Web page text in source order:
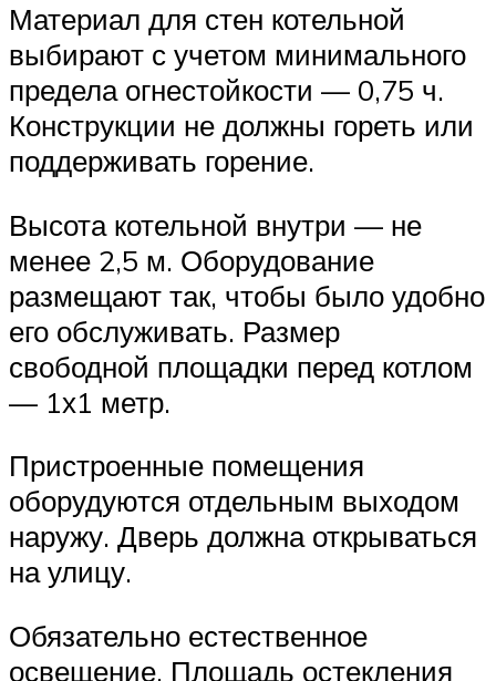
Материал для стен котельной
выбирают с учетом минимального
предела огнестойкости — 0,75 ч.
Конструкции не должны гореть или
поддерживать горение.
Высота котельной внутри — не
менее 2,5 м. Оборудование
размещают так, чтобы было удобно
его обслуживать. Размер
свободной площадки перед котлом
— 1х1 метр.
Пристроенные помещения
оборудуются отдельным выходом
наружу. Дверь должна открываться
на улицу.
Обязательно естественное
освещение. Площадь остекления